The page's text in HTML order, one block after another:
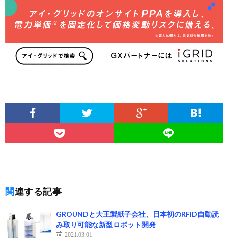
関連する記事
GROUNDと大王製紙子会社、日本初のRFID自動読
み取り可能な新型ロボット開発
2021.03.01